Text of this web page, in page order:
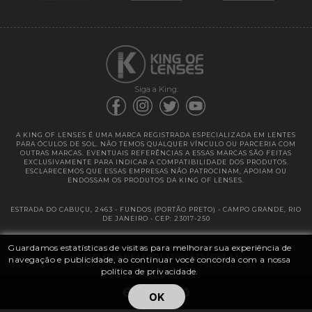
Guardamos estatísticas de visitas para melhorar sua experiência de
navegação e publicidade, ao continuar você concorda com a nossa
política de privacidade.
OK
Siga a King:
A KING OF LENSES É UMA MARCA REGISTRADA ESPECIALIZADA EM LENTES
PARA ÓCULOS DE SOL. NÃO TEMOS QUALQUER VÍNCULO OU PARCERIA COM
OUTRAS MARCAS. EVENTUAIS REFERÊNCIAS A ESSAS MARCAS SÃO FEITAS
EXCLUSIVAMENTE PARA INDICAR A COMPATIBILIDADE DOS PRODUTOS.
ESCLARECEMOS QUE ESSAS EMPRESAS NÃO PATROCINAM, APOIAM OU
ENDOSSAM OS PRODUTOS DA KING OF LENSES.
ESTRADA DO CABUÇU, 2463 - FUNDOS (PORTÃO PRETO) - CAMPO GRANDE, RIO
DE JANEIRO - CEP: 23017-250
@ 2025 | KING OF LENSES - KING OF IMPORTAÇÃO E DISTRIBUIÇÃO DE
LENTES LTDA ME | CNPJ: 13.682.533 / 0001-42